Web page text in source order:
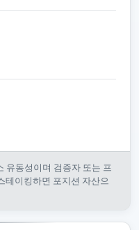
동성이며 검증자 또는 프
테이킹하면 포지션 자산으